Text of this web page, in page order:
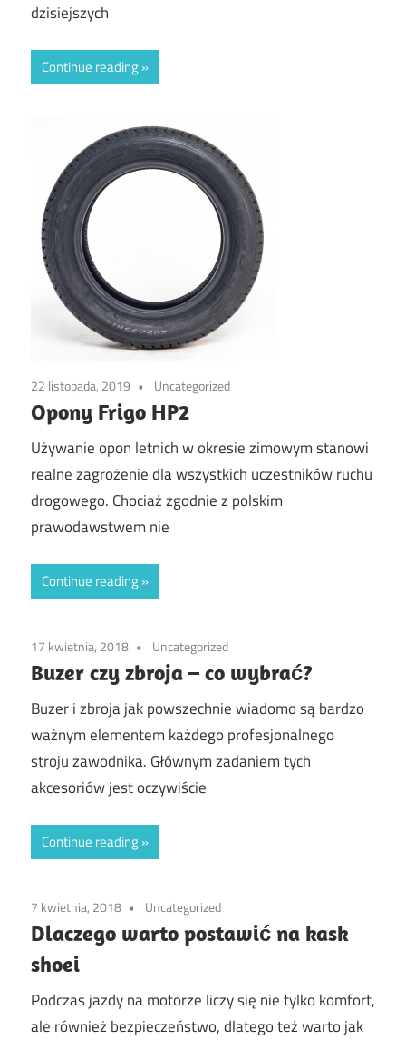
dzisiejszych
Continue reading
22 listopada, 2019 Uncategorized
Opony Frigo HP2
Używanie opon letnich w okresie zimowym stanowi
realne zagrożenie dla wszystkich uczestników ruchu
drogowego. Chociaż zgodnie z polskim
prawodawstwem nie
Continue reading
17 kwietnia, 2018 Uncategorized
Buzer czy zbroja – co wybrać?
Buzer i zbroja jak powszechnie wiadomo są bardzo
ważnym elementem każdego profesjonalnego
stroju zawodnika. Głównym zadaniem tych
akcesoriów jest oczywiście
Continue reading
7 kwietnia, 2018 Uncategorized
Dlaczego warto postawić na kask
shoei
Podczas jazdy na motorze liczy się nie tylko komfort,
ale również bezpieczeństwo, dlatego też warto jak